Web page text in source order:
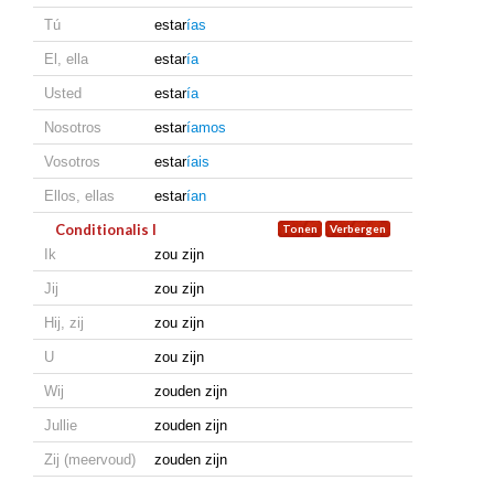
Tú estarías
El, ella estaría
Usted estaría
Nosotros estaríamos
Vosotros estaríais
Ellos, ellas estarían
Conditionalis I
Ik zou zijn
Jij zou zijn
Hij, zij zou zijn
U zou zijn
Wij zouden zijn
Jullie zouden zijn
Zij (meervoud) zouden zijn